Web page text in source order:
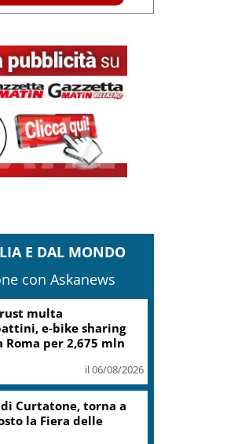
E DAL MONDO
con Askanews
multa
e-bike sharing
per 2,675 mln
il 06/08/2026
di Curtatone, torna a
la Fiera delle